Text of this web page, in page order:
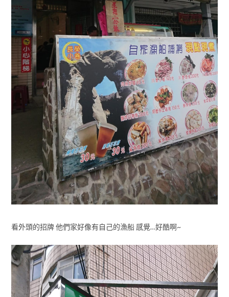
看外頭的招牌 他們家好像有自己的漁船 感覺…好酷啊~